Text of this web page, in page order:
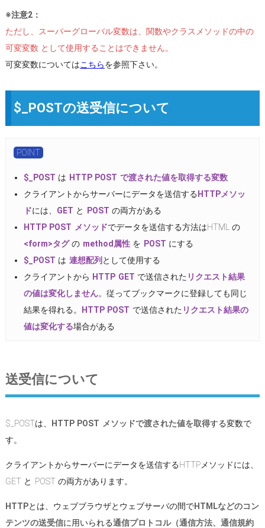
※注意2：
ただし、スーパーグローバル変数は、関数やクラスメソッドの中の
可変変数 として使用することはできません。
可変変数についてはこちらを参照下さい。
$_POSTの送受信について
POINT
$_POST は HTTP POST で渡された値を取得する変数
クライアントからサーバーにデータを送信する HTTPメソッ
ドには、 GET と POST の両方がある
HTTP POST メソッドでデータを送信する方法はHTML の
<form>タグの method属性を POST にする
$_POST は 連想配列 として使用する
クライアントから HTTP GET で送信された リクエスト結果
の値は変化しません。従ってブックマークに登録しても同じ
結果を得れる。
HTTP POST で送信された リクエスト結果の
値は変化する場合がある
送受信について
$_POSTは、 HTTP POST メソッドで渡された値を取得する変数で
す。
クライアントからサーバーにデータを送信するHTTPメソッドには、
GET と POST の両方があります。
HTTPとは、ウェブブラウザとウェブサーバの間でHTMLなどのコン
テンツの送受信に用いられる通信プロトコル（通信方法、通信規約